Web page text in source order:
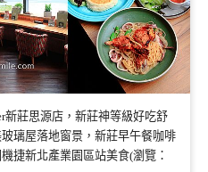
新莊思源店，新莊神等級好吃舒
璃屋落地窗景，新莊早午餐咖啡
捷新北產業園區站美食(瀏覽：